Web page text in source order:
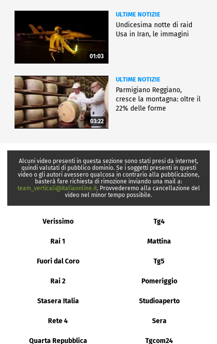
01:03
ULTIME NOTIZIE
Undicesima notte di raid
Usa in Iran, le immagini
03:22
ULTIME NOTIZIE
Parmigiano Reggiano,
cresce la montagna: oltre il
22% delle forme
Alcuni video presenti in questa sezione sono stati presi da internet,
quindi valutati di pubblico dominio. Se i soggetti presenti in questi
video o gli autori avessero qualcosa in contrario alla pubblicazione,
basterà fare richiesta di rimozione inviando una mail a:
team_verticali@italiaonline.it. Provvederemo alla cancellazione del
video nel minor tempo possibile.
Verissimo Tg4
Rai 1 Mattina
Fuori dal Coro Tg5
Rai 2 Pomeriggio
Stasera Italia Studioaperto
Rete 4 Sera
Quarta Repubblica Tgcom24